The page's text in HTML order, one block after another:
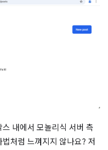
내에서 모놀리식 서버 측
처럼 느껴지지 않나요? 저